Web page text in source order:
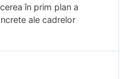
în prim plan a
ale cadrelor